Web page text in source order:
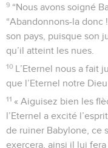
9 “Nous avons soigné
“Abandonnons-la donc
son pays, puisque son
qu’il atteint les nues.
10 L’Eternel nous a fait
que l’Eternel notre
11 « Aiguisez bien les
l’Eternel a excité
de ruiner Babylone, ce
exercera, ainsi il lui